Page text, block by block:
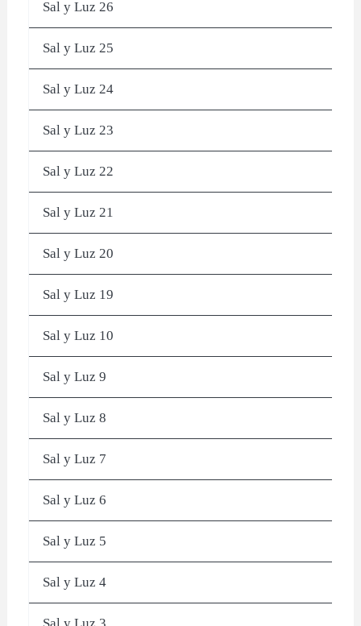
Sal y Luz 26
Sal y Luz 25
Sal y Luz 24
Sal y Luz 23
Sal y Luz 22
Sal y Luz 21
Sal y Luz 20
Sal y Luz 19
Sal y Luz 10
Sal y Luz 9
Sal y Luz 8
Sal y Luz 7
Sal y Luz 6
Sal y Luz 5
Sal y Luz 4
Sal y Luz 3